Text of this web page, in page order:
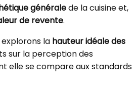
généralede la cuisine et,
de revente.
la hauteur idéale des
sur la perception des
elle se compare aux standards